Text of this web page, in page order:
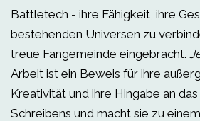
Battletech - ihre Fähigkeit, ihre
bestehenden Universen zu
treue Fangemeinde eingebracht.
Arbeit ist ein Beweis für ihre
Kreativität und ihre Hingabe an
Schreibens und macht sie zu